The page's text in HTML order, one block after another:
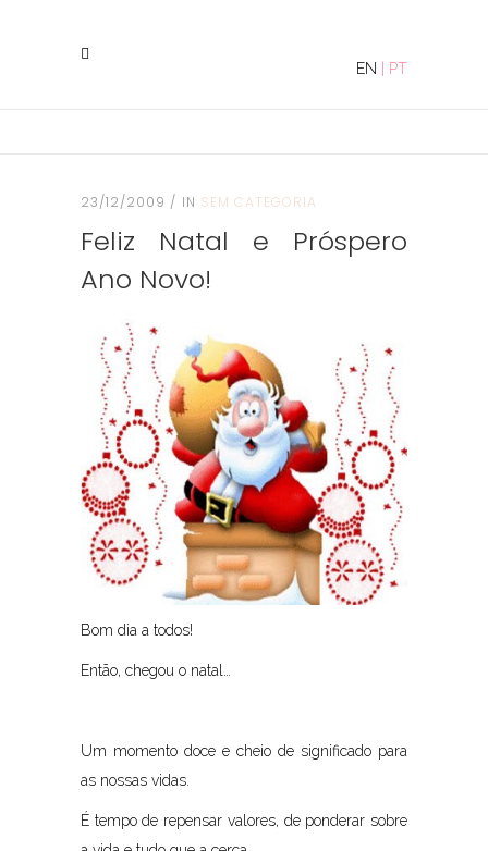
EN PT
23/12/2009 IN SEM CATEGORIA
Feliz Natal e Próspero
Ano Novo!
Bom dia a todos!
Então, chegou o natal…
Um momento doce e cheio de significado para
as nossas vidas.
É tempo de repensar valores, de ponderar sobre